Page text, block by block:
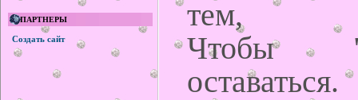
ПАРТНЕРЫ
Создать сайт
тем,
Чтобы
оставаться.